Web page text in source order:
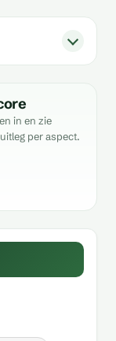
in en zie
per aspect.